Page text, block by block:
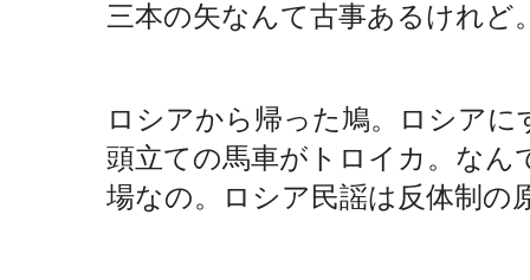
三本の矢なんて古事あるけれど
ロシアから帰った鳩。ロシア
頭立ての馬車がトロイカ。なん
場なの。ロシア民謡は反体制の